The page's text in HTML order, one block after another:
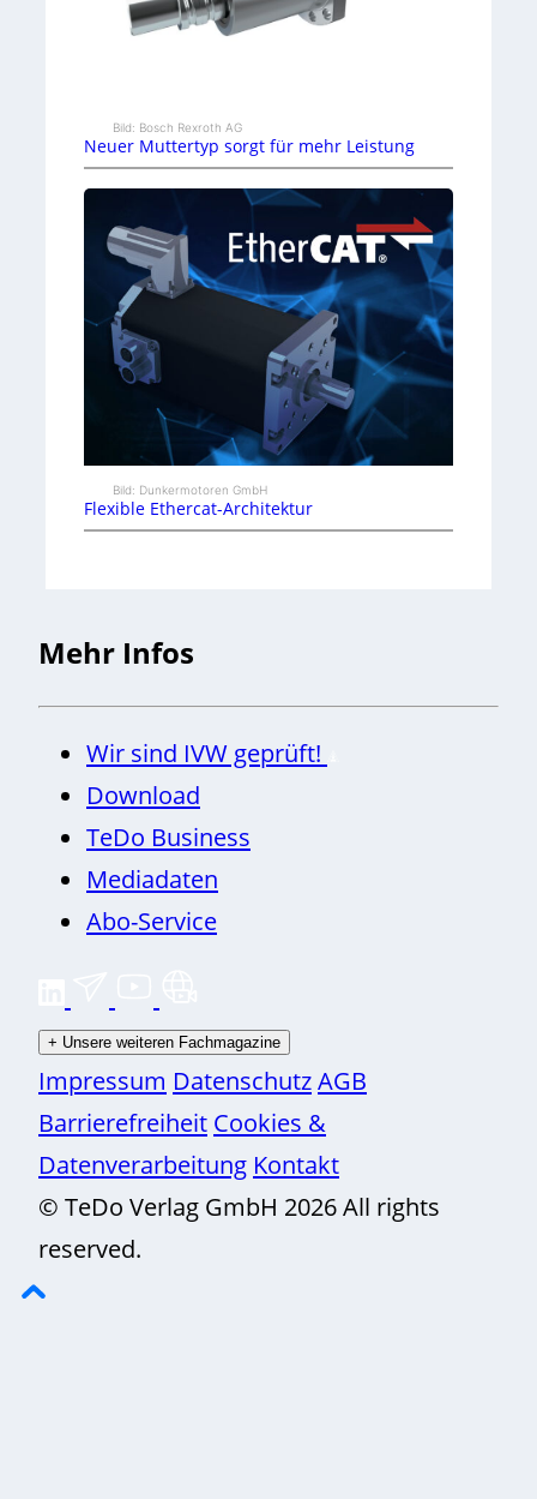
Bild: Bosch Rexroth AG
Neuer Muttertyp sorgt für mehr Leistung
Bild: Dunkermotoren GmbH
Flexible Ethercat-Architektur
Mehr Infos
Wir sind IVW geprüft!
Download
TeDo Business
Mediadaten
Abo-Service
+ Unsere weiteren Fachmagazine
Impressum DatenschutzAGB
Barrierefreiheit Cookies &
Datenverarbeitung Kontakt
© TeDo Verlag GmbH 2026 All rights
reserved.